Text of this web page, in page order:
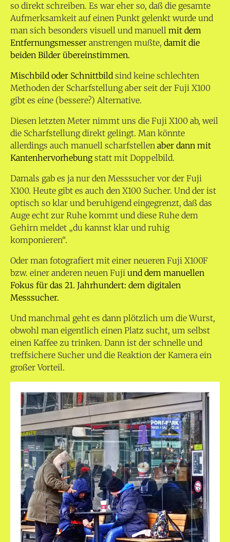
so direkt schreiben. Es war eher so, daß die gesamte
Aufmerksamkeit auf einen Punkt gelenkt wurde und
man sich besonders visuell und manuell mit dem
Entfernungsmesser anstrengen mußte, damit die
beiden Bilder übereinstimmen.
Mischbild oder Schnittbild sind keine schlechten
Methoden der Scharfstellung aber seit der Fuji X100
gibt es eine (bessere?) Alternative.
Diesen letzten Meter nimmt uns die Fuji X100 ab, weil
die Scharfstellung direkt gelingt. Man könnte
allerdings auch manuell scharfstellen aber dann mit
Kantenhervorhebungstatt mit Doppelbild.
Damals gab es ja nur den Messsucher vor der Fuji
X100. Heute gibt es auch den X100 Sucher. Und der ist
optisch so klar und beruhigend eingegrenzt, daß das
Auge echt zur Ruhe kommt und diese Ruhe dem
Gehirn meldet „du kannst klar und ruhig
komponieren“.
Oder man fotografiert mit einer neueren Fuji X100F
bzw. einer anderen neuen Fuji und dem manuellen
Fokus für das 21. Jahrhundert: dem digitalen
Messsucher.
Und manchmal geht es dann plötzlich um die Wurst,
obwohl man eigentlich einen Platz sucht, um selbst
einen Kaffee zu trinken. Dann ist der schnelle und
treffsichere Sucher und die Reaktion der Kamera ein
großer Vorteil.